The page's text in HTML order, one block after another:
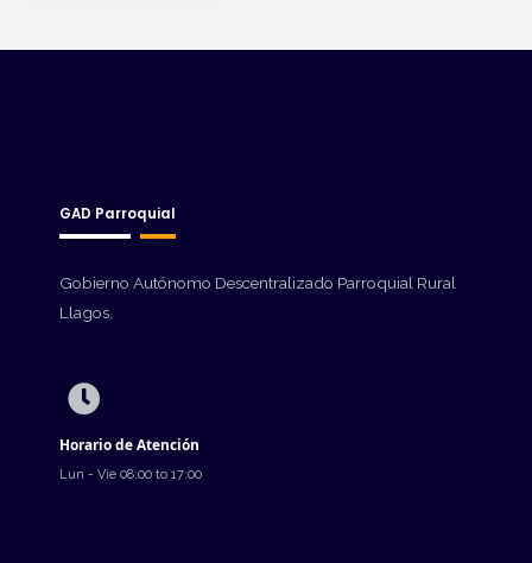
GAD Parroquial
Gobierno Autónomo Descentralizado Parroquial Rural
Llagos.
Horario de Atención
Lun - Vie 08:00 to 17:00